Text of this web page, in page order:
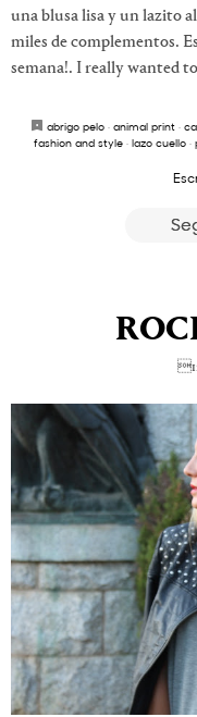
una blusa lisa y un lazito
miles de complementos.
semana!. I really wanted
abrigo pelo· animal print·
fashion and style· lazo cuello·